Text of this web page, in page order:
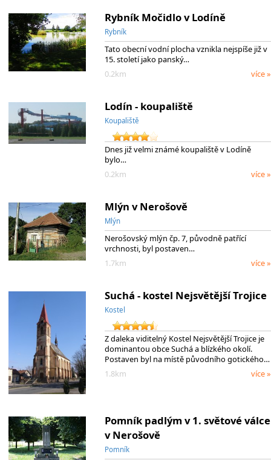
Rybník Močidlo v Lodíně
Rybník
Tato obecní vodní plocha vznikla nejspíše již v
15. století jako panský…
0.2km
více »
Lodín - koupaliště
Koupaliště
Dnes již velmi známé koupaliště v Lodíně
bylo…
0.2km
více »
Mlýn v Nerošově
Mlýn
Nerošovský mlýn čp. 7, původně patřící
vrchnosti, byl postaven…
1.7km
více »
Suchá - kostel Nejsvětější Trojice
Kostel
Z daleka viditelný Kostel Nejsvětější Trojice je
dominantou obce Suchá a blízkého okolí.
Postaven byl na místě původního gotického…
1.8km
více »
Pomník padlým v 1. světové válce
v Nerošově
Pomník